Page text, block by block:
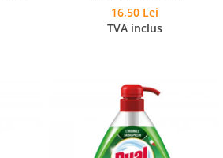
16,50 Lei
TVA inclus